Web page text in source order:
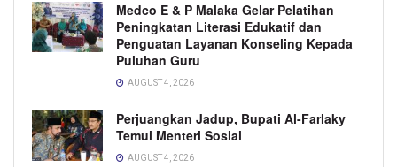
Medco E & P Malaka Gelar Pelatihan
Peningkatan Literasi Edukatif dan
Penguatan Layanan Konseling Kepada
Puluhan Guru
AUGUST 4, 2026
Perjuangkan Jadup, Bupati Al-Farlaky
Temui Menteri Sosial
AUGUST 4, 2026